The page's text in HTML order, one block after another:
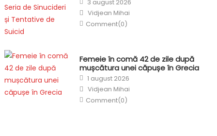
on
3 august 2026
Author
Vidjean Mihai
Comment(0)
Femeie în comă 42 de zile după
mușcătura unei căpușe în Grecia
Posted
on
1 august 2026
Author
Vidjean Mihai
Comment(0)